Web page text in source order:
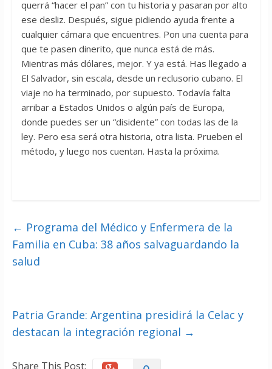
querrá “hacer el pan” con tu historia y pasaran por alto
ese desliz. Después, sigue pidiendo ayuda frente a
cualquier cámara que encuentres. Pon una cuenta para
que te pasen dinerito, que nunca está de más.
Mientras más dólares, mejor. Y ya está. Has llegado a
El Salvador, sin escala, desde un reclusorio cubano. El
viaje no ha terminado, por supuesto. Todavía falta
arribar a Estados Unidos o algún país de Europa,
donde puedes ser un “disidente” con todas las de la
ley. Pero esa será otra historia, otra lista. Prueben el
método, y luego nos cuentan. Hasta la próxima.
← Programa del Médico y Enfermera de la
Familia en Cuba: 38 años salvaguardando la
salud
Patria Grande: Argentina presidirá la Celac y
destacan la integración regional →
Share This Post: